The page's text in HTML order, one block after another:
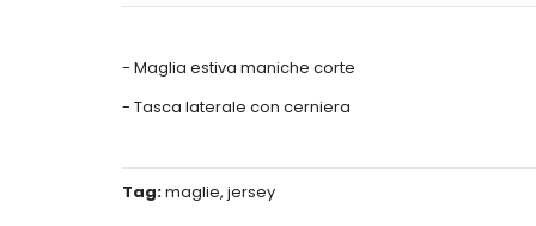
- Maglia estiva maniche corte
- Tasca laterale con cerniera
Tag:maglie, jersey